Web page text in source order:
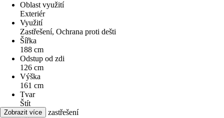
Oblast využití
Exteriér
Využití
Zastřešení, Ochrana proti dešti
Šířka
188 cm
Odstup od zdi
126 cm
Výška
161 cm
Tvar
Štít
Materiál zastřešení
Zobrazit více